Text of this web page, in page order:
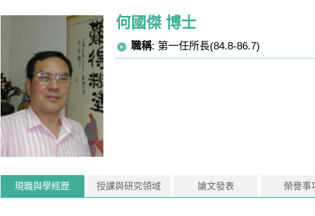
何國傑 博士
職稱: 第一任所長(84.8-86.7)
現職與學經歷 授課與研究領域 論文發表 榮譽事